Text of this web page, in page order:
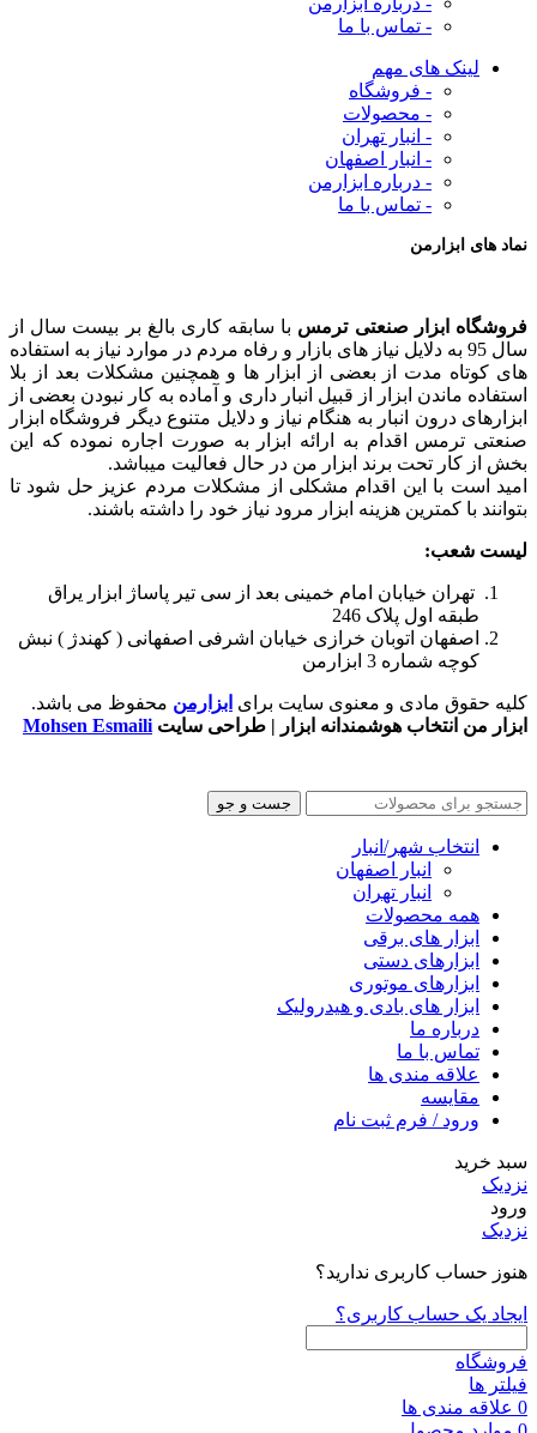
- تماس با ما
لینک های مهم
- فروشگاه
- محصولات
- انبار تهران
- انبار اصفهان
- درباره ابزارمن
- تماس با ما
نماد های ابزارمن
فروشگاه ابزار صنعتی ترمس با سابقه کاری بالغ بر بیست سال از
سال 95 به دلایل نیاز های بازار و رفاه مردم در موارد نیاز به استفاده
های کوتاه مدت از بعضی از ابزار ها و همچنین مشکلات بعد از بلا
استفاده ماندن ابزار از قبیل انبار داری و آماده به کار نبودن بعضی از
ابزارهای درون انبار به هنگام نیاز و دلایل متنوع دیگر فروشگاه ابزار
صنعتی ترمس اقدام به ارائه ابزار به صورت اجاره نموده که این
بخش از کار تحت برند ابزار من در حال فعالیت میباشد.
امید است با این اقدام مشکلی از مشکلات مردم عزیز حل شود تا
بتوانند با کمترین هزینه ابزار مرود نیاز خود را داشته باشند.
لیست شعب:
تهران خیابان امام خمینی بعد از سی تیر پاساژ ابزار یراق
طبقه اول پلاک 246
اصفهان اتوبان خرازی خیابان اشرفی اصفهانی ( کهندژ ) نبش
کوچه شماره 3 ابزارمن
کلیه حقوق مادی و معنوی سایت برای ابزارمن محفوظ می‌ باشد.
ابزار من انتخاب هوشمندانه ابزار | طراحی سایت Mohsen Esmaili
جست و جو
انتخاب شهر/انبار
انبار اصفهان
انبار تهران
همه محصولات
ابزار های برقی
ابزارهای دستی
ابزارهای موتوری
ابزار های بادی و هیدرولیک
درباره ما
تماس با ما
علاقه مندی ها
مقایسه
ورود / فرم ثبت نام
سبد خرید
نزدیک
ورود
نزدیک
هنوز حساب کاربری ندارید؟
ایجاد یک حساب کاربری؟
فروشگاه
فیلتر ها
0 علاقه مندی ها